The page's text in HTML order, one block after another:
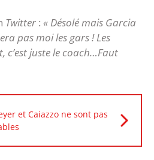
Twitter : « Désolé mais Garcia
pas moi les gars ! Les
c’est juste le coach…Faut
et Caiazzo ne sont pas